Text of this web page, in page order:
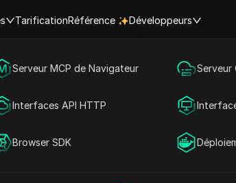
des médias sociaux
compte
TarificationRéférence Développeurs
Serveur MCP de Navigateur Serveur
Interfaces API HTTP
Browser SDK
Ping Proxies & codes